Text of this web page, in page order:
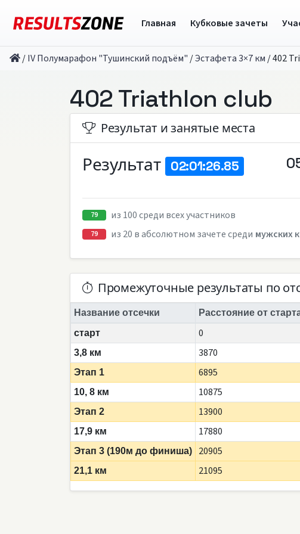
Главная Кубковые зачеты
/IV Полумарафон "Тушинский подъём" /Эстафета 3×7 км /402
402 Triathlon club
Результат и занятые места
Результат 02:01:26.85
79 из 100 среди всех участников
79 из 20 в абсолютном зачете среди мужских
Промежуточные результаты по
Название отсечки Расстояние от
старт
0
3,8 км 3870
Этап 1 6895
10, 8 км 10875
Этап 2 13900
17,9 км 17880
Этап 3 (190м до финиша) 20905
21,1 км 21095